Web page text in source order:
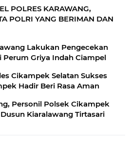
POLRES KARAWANG,
POLRI YANG BERIMAN DAN
Lakukan Pengecekan
Perum Griya Indah Ciampel
Cikampek Selatan Sukses
Hadir Beri Rasa Aman
Personil Polsek Cikampek
Kiaralawang Tirtasari